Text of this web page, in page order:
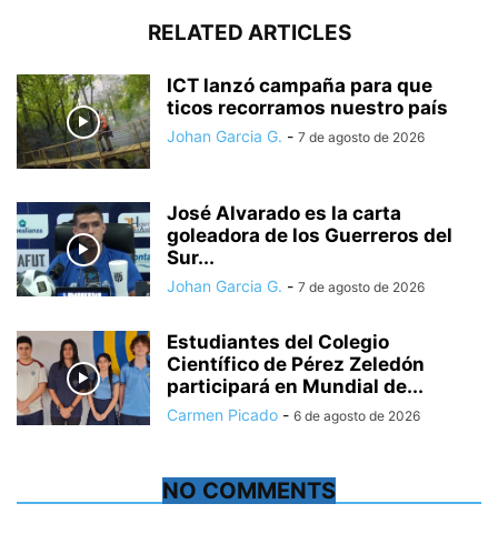
RELATED ARTICLES
ICT lanzó campaña para que
ticos recorramos nuestro país
Johan Garcia G. - 7 de agosto de 2026
José Alvarado es la carta
goleadora de los Guerreros del
Sur...
Johan Garcia G. - 7 de agosto de 2026
Estudiantes del Colegio
Científico de Pérez Zeledón
participará en Mundial de...
Carmen Picado - 6 de agosto de 2026
NO COMMENTS